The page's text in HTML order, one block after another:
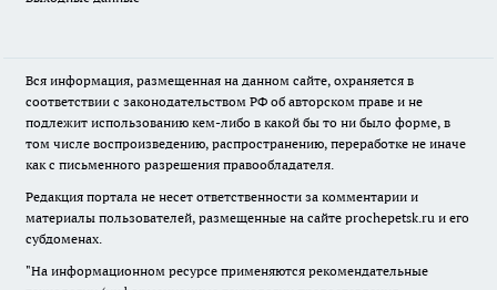
Вся информация, размещенная на данном сайте, охраняется в
соответствии с законодательством РФ об авторском праве и не
подлежит использованию кем-либо в какой бы то ни было форме, в
том числе воспроизведению, распространению, переработке не иначе
как с письменного разрешения правообладателя.
Редакция портала не несет ответственности за комментарии и
материалы пользователей, размещенные на сайте prochepetsk.ru и его
субдоменах.
"На информационном ресурсе применяются рекомендательные